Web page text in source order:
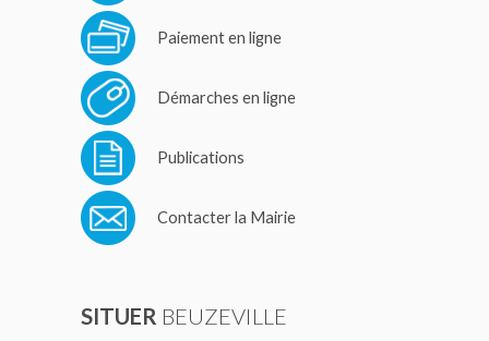
Paiement en ligne
Démarches en ligne
Publications
Contacter la Mairie
SITUER BEUZEVILLE